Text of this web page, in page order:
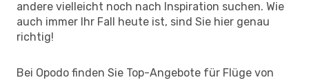
andere vielleicht noch nach Inspiration suchen. Wie
auch immer Ihr Fall heute ist, sind Sie hier genau
richtig!
Bei Opodo finden Sie Top-Angebote für Flüge von